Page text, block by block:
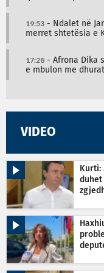
19:53 - Ndalet në
merret shtetësia e
17:28 - Afrona Dika
e mbulon me
VIDEO
Kurti: